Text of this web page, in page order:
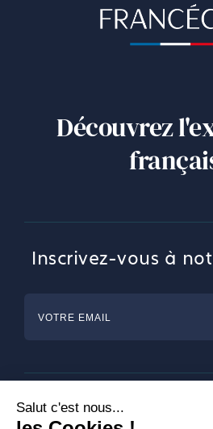
Découvrez
Inscrivez-vous à
Horlogerie
Bijouterie & Joaillerie